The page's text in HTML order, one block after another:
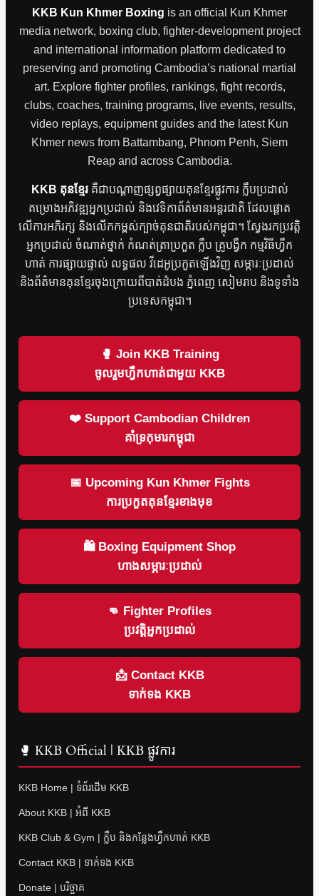
KKB Kun Khmer Boxing is an official Kun Khmer
media network, boxing club, fighter-development project
and international information platform dedicated to
preserving and promoting Cambodia’s national martial
art. Explore fighter profiles, rankings, fight records,
clubs, coaches, training programs, live events, results,
video replays, equipment guides and the latest Kun
Khmer news from Battambang, Phnom Penh, Siem
Reap and across Cambodia.
KKB គុនខ្មែរគឺជាបណ្តាញផ្សព្វផ្សាយគុនខ្មែរផ្លូវការ ក្លឹបប្រដាល់
គម្រោងអភិវឌ្ឍអ្នកប្រដាល់ និងវេទិកាព័ត៌មានអន្តរជាតិ ដែលផ្តោត
លើការអភិរក្ស និងលើកកម្ពស់ក្បាច់គុនជាតិរបស់កម្ពុជា។ ស្វែងរកប្រវត្តិ
អ្នកប្រដាល់ ចំណាត់ថ្នាក់ កំណត់ត្រាប្រកួត ក្លឹប គ្រូបង្វឹក កម្មវិធីហ្វឹក
ហាត់ ការផ្សាយផ្ទាល់ លទ្ធផល វីដេអូប្រកួតឡើងវិញ សម្ភារៈប្រដាល់
និងព័ត៌មានគុនខ្មែរចុងក្រោយពីបាត់ដំបង ភ្នំពេញ សៀមរាប និងទូទាំង
ប្រទេសកម្ពុជា។
🥊 Join KKB Training
ចូលរួមហ្វឹកហាត់ជាមួយ KKB
❤️ Support Cambodian Children
គាំទ្រកុមារកម្ពុជា
📅 Upcoming Kun Khmer Fights
ការប្រកួតគុនខ្មែរខាងមុខ
🛍 Boxing Equipment Shop
ហាងសម្ភារៈប្រដាល់
👊 Fighter Profiles
ប្រវត្តិអ្នកប្រដាល់
📩 Contact KKB
ទាក់ទង KKB
🥊 KKB Official | KKB ផ្លូវការ
KKB Home | ទំព័រដើម KKB
About KKB | អំពី KKB
KKB Club & Gym | ក្លឹប និងកន្លែងហ្វឹកហាត់ KKB
Contact KKB | ទាក់ទង KKB
Donate | បរិច្ចាគ